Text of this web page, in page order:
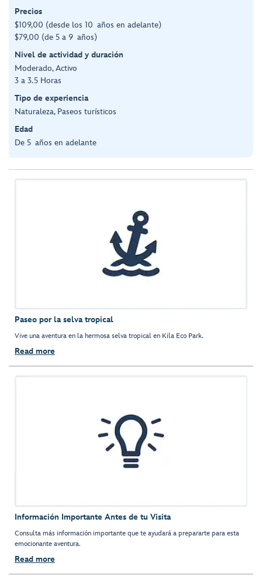
Precios
$109,00 (desde los 10 años en adelante)
$79,00 (de 5 a 9 años)
Nivel de actividad y duración
Moderado, Activo
3 a 3.5 Horas
Tipo de experiencia
Naturaleza, Paseos turísticos
Edad
De 5 años en adelante
Paseo por la selva tropical
Vive una aventura en la hermosa selva tropical en Kila Eco Park.
Read more
Información Importante Antes de tu Visita
Consulta más información importante que te ayudará a prepararte para esta
emocionante aventura.
Read more